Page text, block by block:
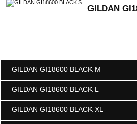
GILDAN
GILDAN GI18600 BLACK M
GILDAN
GILDAN GI18600 BLACK L
GILDAN
GILDAN GI18600 BLACK XL